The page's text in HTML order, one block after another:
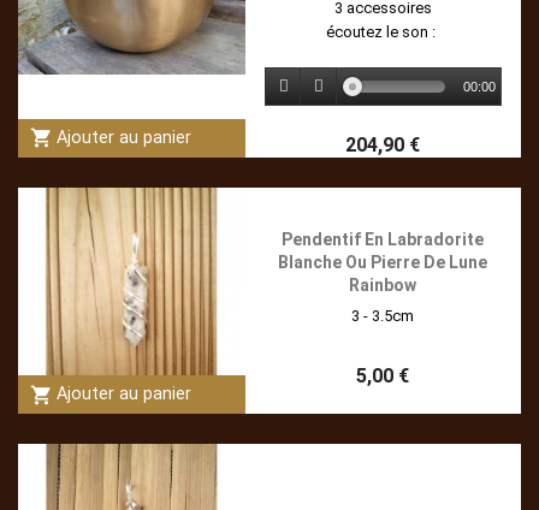
shopping_cart Ajouter au panier
3 accessoires
écoutez le son :
00:00
204,90 €
shopping_cart Ajouter au panier
Pendentif En Labradorite
Blanche Ou Pierre De Lune
Rainbow
3 - 3.5cm
5,00 €